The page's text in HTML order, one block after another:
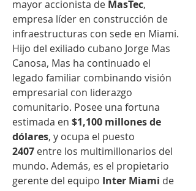
mayor accionista de MasTec,
empresa líder en construcción de
infraestructuras con sede en Miami.
Hijo del exiliado cubano Jorge Mas
Canosa, Mas ha continuado el
legado familiar combinando visión
empresarial con liderazgo
comunitario. Posee una fortuna
estimada en $1,100 millones de
dólares
2407 entre los multimillonarios del
mundo. Además, es el propietario
gerente del equipo Inter Miami de